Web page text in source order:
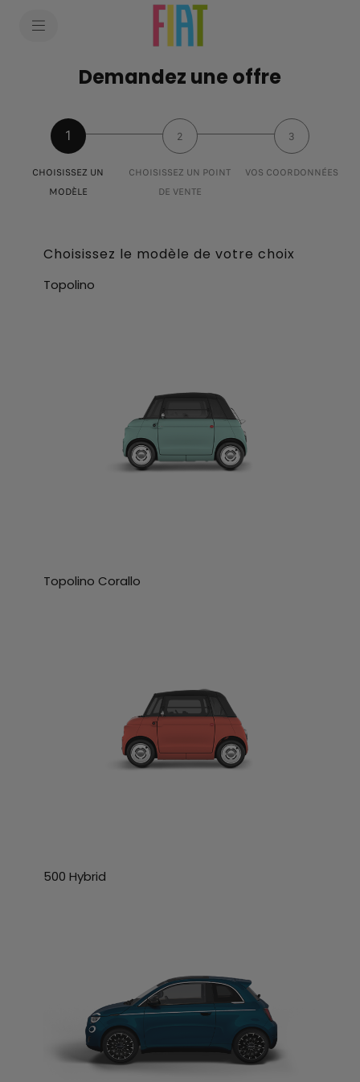
Demandez une offre
1
CHOISISSEZ UN
MODÈLE
2
CHOISISSEZ UN POINT
DE VENTE
3
VOS COORDONNÉES
Choisissez le modèle de votre choix
Topolino
Topolino Corallo
500 Hybrid